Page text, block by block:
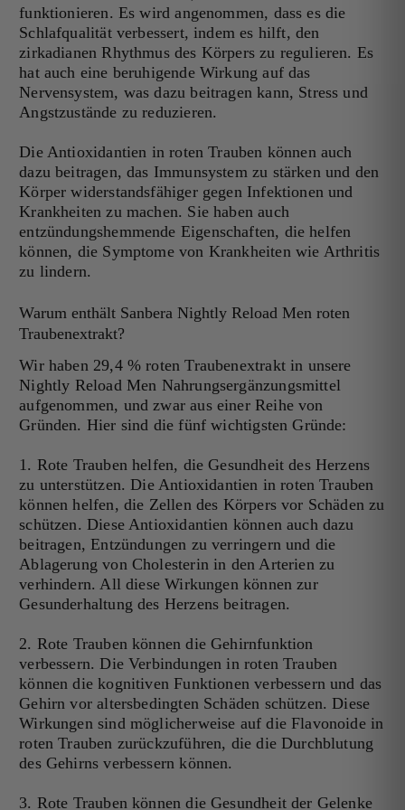
funktionieren. Es wird angenommen, dass es die
Schlafqualität verbessert, indem es hilft, den
zirkadianen Rhythmus des Körpers zu regulieren. Es
hat auch eine beruhigende Wirkung auf das
Nervensystem, was dazu beitragen kann, Stress und
Angstzustände zu reduzieren.
Die Antioxidantien in roten Trauben können auch
dazu beitragen, das Immunsystem zu stärken und den
Körper widerstandsfähiger gegen Infektionen und
Krankheiten zu machen. Sie haben auch
entzündungshemmende Eigenschaften, die helfen
können, die Symptome von Krankheiten wie Arthritis
zu lindern.
Warum enthält Sanbera Nightly Reload Men roten
Traubenextrakt?
Wir haben 29,4 % roten Traubenextrakt in unsere
Nightly Reload Men Nahrungsergänzungsmittel
aufgenommen, und zwar aus einer Reihe von
Gründen. Hier sind die fünf wichtigsten Gründe:
1. Rote Trauben helfen, die Gesundheit des Herzens
zu unterstützen. Die Antioxidantien in roten Trauben
können helfen, die Zellen des Körpers vor Schäden zu
schützen. Diese Antioxidantien können auch dazu
beitragen, Entzündungen zu verringern und die
Ablagerung von Cholesterin in den Arterien zu
verhindern. All diese Wirkungen können zur
Gesunderhaltung des Herzens beitragen.
2. Rote Trauben können die Gehirnfunktion
verbessern. Die Verbindungen in roten Trauben
können die kognitiven Funktionen verbessern und das
Gehirn vor altersbedingten Schäden schützen. Diese
Wirkungen sind möglicherweise auf die Flavonoide in
roten Trauben zurückzuführen, die die Durchblutung
des Gehirns verbessern können.
3. Rote Trauben können die Gesundheit der Gelenke